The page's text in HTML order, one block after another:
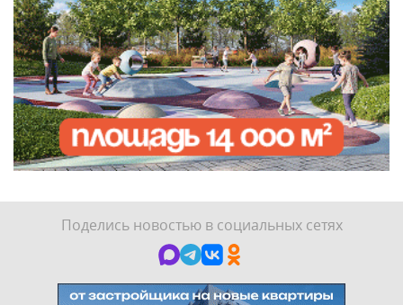
Поделись новостью в социальных сетях